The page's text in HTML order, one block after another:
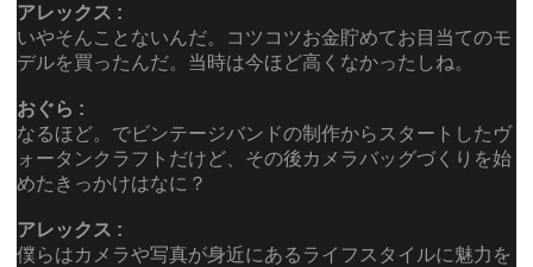
アレックス :
いやそんことないんだ。コツコツお金貯めてお目当てのモ
デルを買ったんだ。当時は今ほど高くなかったしね。
おぐら :
なるほど。でビンテージバンドの制作からスタートしたヴ
ォータンクラフトだけど、その後カメラバッグづくりを始
めたきっかけはなに？
アレックス :
僕らはカメラや写真が身近にあるライフスタイルに魅力を